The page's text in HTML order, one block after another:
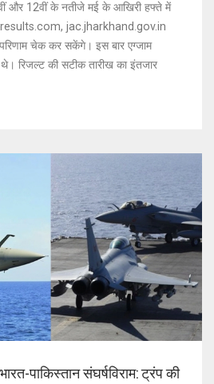
और 12वीं के नतीजे मई के आखिरी हफ्ते में
jac.jharkhand.gov.in
चेक कर सकेंगे। इस बार एग्जाम
रिजल्ट की सटीक तारीख का इंतजार
पाकिस्तान संघर्षविराम: ट्रंप की